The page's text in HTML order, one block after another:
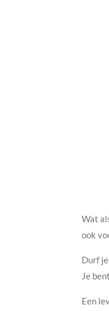
Wat
ook
Durf
Je
Een